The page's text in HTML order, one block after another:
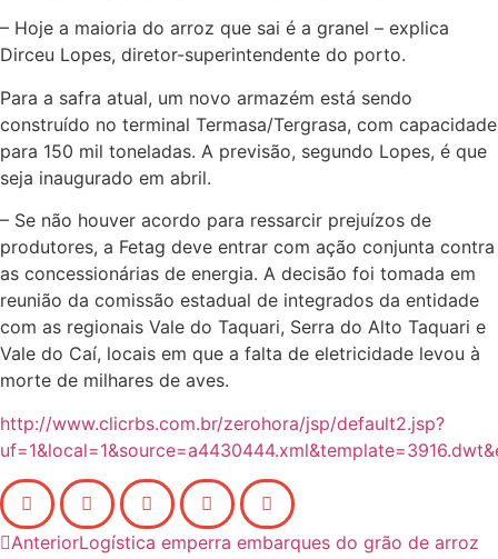
– Hoje a maioria do arroz que sai é a granel – explica
Dirceu Lopes, diretor-superintendente do porto.
Para a safra atual, um novo armazém está sendo
construído no terminal Termasa/Tergrasa, com capacidade
para 150 mil toneladas. A previsão, segundo Lopes, é que
seja inaugurado em abril.
– Se não houver acordo para ressarcir prejuízos de
produtores, a Fetag deve entrar com ação conjunta contra
as concessionárias de energia. A decisão foi tomada em
reunião da comissão estadual de integrados da entidade
com as regionais Vale do Taquari, Serra do Alto Taquari e
Vale do Caí, locais em que a falta de eletricidade levou à
morte de milhares de aves.
http://www.clicrbs.com.br/zerohora/jsp/default2.jsp?
AnteriorLogística emperra embarques do grão de arroz